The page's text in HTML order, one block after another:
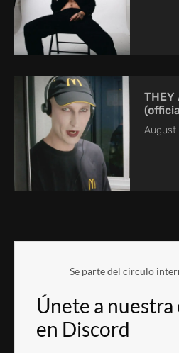
THEY
August
Se parte del circulo
Únete a
en Discord